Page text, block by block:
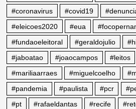
#coronavirus
#covid19
#eleicoes2020
#eua
#fundaoeleitoral
#geraldojulio
#jaboatao
#joaocampos #leitos
#mariliaarraes
#miguelcoelho
#pandemia
#paulista #pcr
#pt
#rafaeldantas #recife